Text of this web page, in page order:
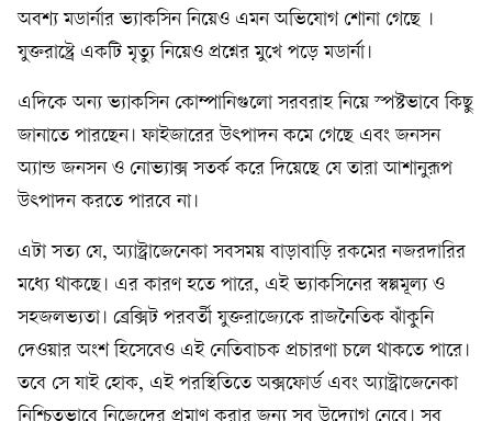
অবশ্য মডার্নার ভ্যাকসিন নিয়েও এমন অভিযোগ শোনা গেছে ।
যুক্তরাষ্ট্রে একটি মৃত্যু নিয়েও প্রশ্নের মুখে পড়ে মডার্না।
এদিকে অন্য ভ্যাকসিন কোম্পানিগুলো সরবরাহ নিয়ে স্পষ্টভাবে কিছু
জানাতে পারছেন। ফাইজারের উৎপাদন কমে গেছে এবং জনসন
অ্যান্ড জনসন ও নোভ্যাক্স সতর্ক করে দিয়েছে যে তারা আশানুরূপ
উৎপাদন করতে পারবে না।
এটা সত্য যে, অ্যাস্ট্রাজেনেকা সবসময় বাড়াবাড়ি রকমের নজরদারির
মধ্যে থাকছে। এর কারণ হতে পারে, এই ভ্যাকসিনের স্বল্পমূল্য ও
সহজলভ্যতা। ব্রেক্সিট পরবর্তী যুক্তরাজ্যেকে রাজনৈতিক ঝাঁকুনি
দেওয়ার অংশ হিসেবেও এই নেতিবাচক প্রচারণা চলে থাকতে পারে।
তবে সে যাই হোক, এই পরস্থিতিতে অক্সফোর্ড এবং অ্যাস্ট্রাজেনেকা